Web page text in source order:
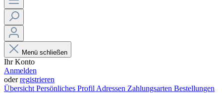
Menü schließen
Ihr Konto
Anmelden
oderregistrieren
Übersicht Persönliches Profil Adressen Zahlungsarten Bestellungen